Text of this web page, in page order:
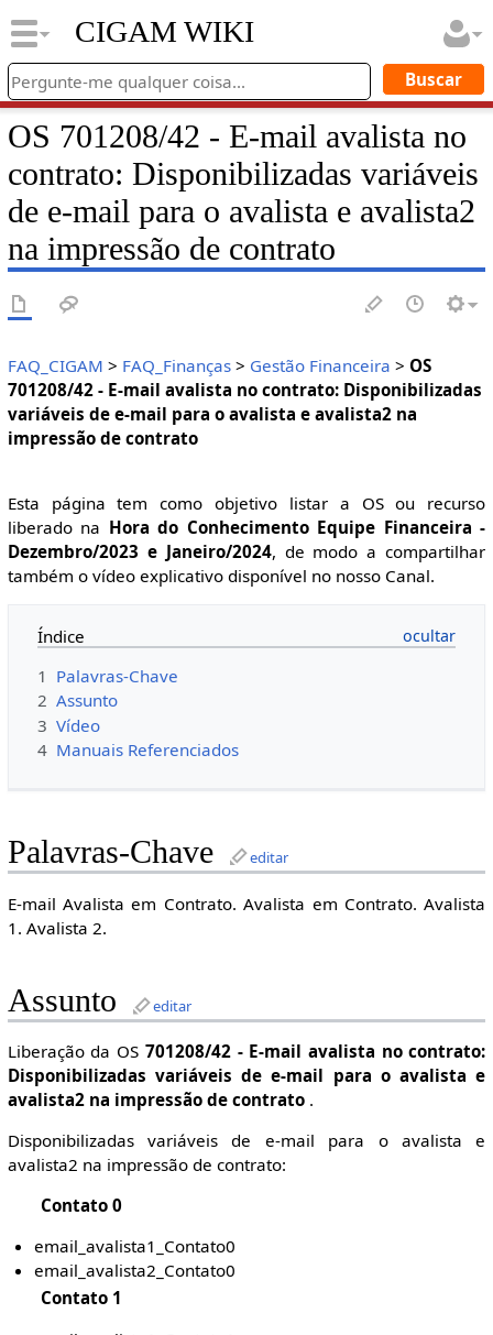
CIGAM WIKI
OS 701208/42 - E-mail avalista no
contrato: Disponibilizadas variáveis
de e-mail para o avalista e avalista2
na impressão de contrato
FAQ_CIGAM > FAQ_Finanças> Gestão Financeira > OS
701208/42 - E-mail avalista no contrato: Disponibilizadas
variáveis de e-mail para o avalista e avalista2 na
impressão de contrato
Esta página tem como objetivo listar a OS ou recurso
liberado na Hora do Conhecimento Equipe Financeira -
Dezembro/2023 e Janeiro/2024, de modo a compartilhar
também o vídeo explicativo disponível no nosso Canal.
Índice
1 Palavras-Chave
2 Assunto
3 Vídeo
4 Manuais Referenciados
Palavras-Chave editar
E-mail Avalista em Contrato. Avalista em Contrato. Avalista
1. Avalista 2.
Assunto editar
Liberação da OS 701208/42 - E-mail avalista no contrato:
Disponibilizadas variáveis de e-mail para o avalista e
avalista2 na impressão de contrato .
Disponibilizadas variáveis de e-mail para o avalista e
avalista2 na impressão de contrato:
Contato 0
email_avalista1_Contato0
email_avalista2_Contato0
Contato 1